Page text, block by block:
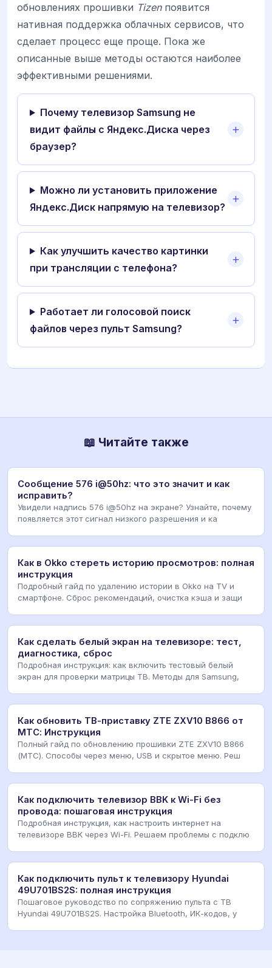
обновлениях прошивки Tizenпоявится
нативная поддержка облачных сервисов, что
сделает процесс еще проще. Пока же
описанные выше методы остаются наиболее
эффективными решениями.
Почему телевизор Samsung не
видит файлы с Яндекс.Диска через
браузер?
Можно ли установить приложение
Яндекс.Диск напрямую на телевизор?
Как улучшить качество картинки
при трансляции с телефона?
Работает ли голосовой поиск
файлов через пульт Samsung?
📖 Читайте также
Сообщение 576 i@50hz: что это значит и как
исправить?
Увидели надпись 576 i@50hz на экране? Узнайте, почему
появляется этот сигнал низкого разрешения и ка
Как в Okko стереть историю просмотров: полная
инструкция
Подробный гайд по удалению истории в Okko на TV и
смартфоне. Сброс рекомендаций, очистка кэша и защи
Как сделать белый экран на телевизоре: тест,
диагностика, сброс
Подробная инструкция: как включить тестовый белый
экран для проверки матрицы ТВ. Методы для Samsung,
Как обновить ТВ-приставку ZTE ZXV10 B866 от
МТС: Инструкция
Полный гайд по обновлению прошивки ZTE ZXV10 B866
(МТС). Способы через меню, USB и скрытое меню. Реш
Как подключить телевизор BBK к Wi-Fi без
провода: пошаговая инструкция
Подробная инструкция, как настроить интернет на
телевизоре BBK через Wi-Fi. Решаем проблемы с подклю
Как подключить пульт к телевизору Hyundai
49U701BS2S: полная инструкция
Пошаговое руководство по сопряжению пульта с ТВ
Hyundai 49U701BS2S. Настройка Bluetooth, ИК-кодов, у